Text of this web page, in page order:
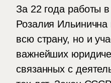
За 22 года работы
Розалия Ильинична
всю страну, но и
важнейших
связанных с